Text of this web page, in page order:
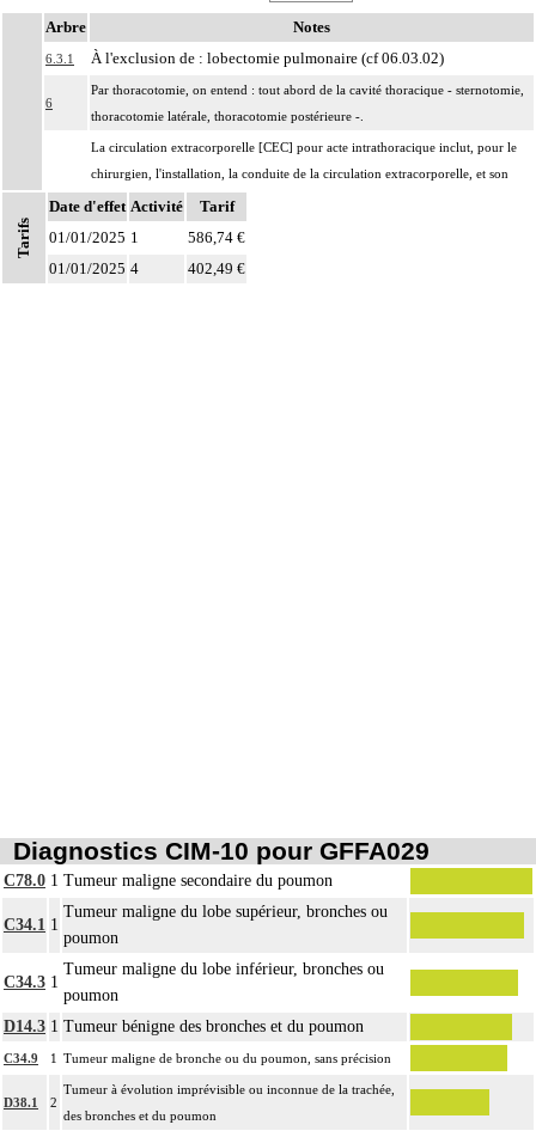
Notes
Arbre Notes
6.3.1 À l'exclusion de : lobectomie pulmonaire (cf 06.03.02)
6
Par thoracotomie, on entend : tout abord de la cavité thoracique - sternotomie,
thoracotomie latérale, thoracotomie postérieure -.
6
La circulation extracorporelle [CEC] pour acte intrathoracique inclut, pour le
chirurgien, l'installation, la conduite de la circulation extracorporelle, et son
ablation. Elle inclut les responsabilités suivantes :
- décision de l'indication et choix de la technique
- choix du niveau d'hypothermie
Tarifs
Date d'effet Activité
Tarif
01/01/2025 1
586,74 €
01/01/2025 4 402,49 €
Diagnostics CIM-10 pour GFFA029
C78.0 1 Tumeur maligne secondaire du poumon
C34.1 1
Tumeur maligne du lobe supérieur, bronches ou
poumon
C34.3 1
Tumeur maligne du lobe inférieur, bronches ou
poumon
D14.3 1 Tumeur bénigne des bronches et du poumon
C34.9 1 Tumeur maligne de bronche ou du poumon, sans précision
D38.1 2
Tumeur à évolution imprévisible ou inconnue de la trachée,
des bronches et du poumon